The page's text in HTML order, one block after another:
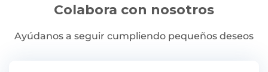
Colabora con nosotros
Ayúdanos a seguir cumpliendo pequeños deseos